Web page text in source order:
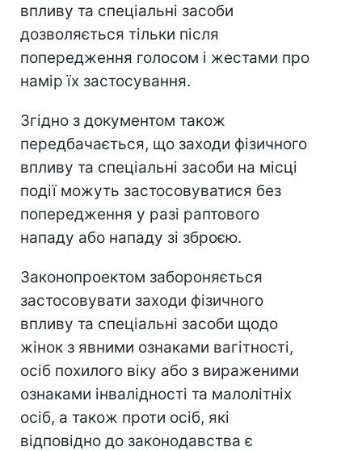
впливу та спеціальні засоби
дозволяється тільки після
попередження голосом і жестами про
намір їх застосування.
Згідно з документом також
передбачається, що заходи фізичного
впливу та спеціальні засоби на місці
події можуть застосовуватися без
попередження у разі раптового
нападу або нападу зі зброєю.
Законопроектом забороняється
застосовувати заходи фізичного
впливу та спеціальні засоби щодо
жінок з явними ознаками вагітності,
осіб похилого віку або з вираженими
ознаками інвалідності та малолітніх
осіб, а також проти осіб, які
відповідно до законодавства є